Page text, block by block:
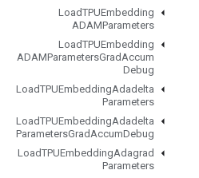
LoadTPUEmbedding
ADAMParameters
LoadTPUEmbedding
ADAMParametersGradAccum
Debug
LoadTPUEmbeddingAdadelta
Parameters
LoadTPUEmbeddingAdadelta
ParametersGradAccumDebug
LoadTPUEmbeddingAdagrad
Parameters